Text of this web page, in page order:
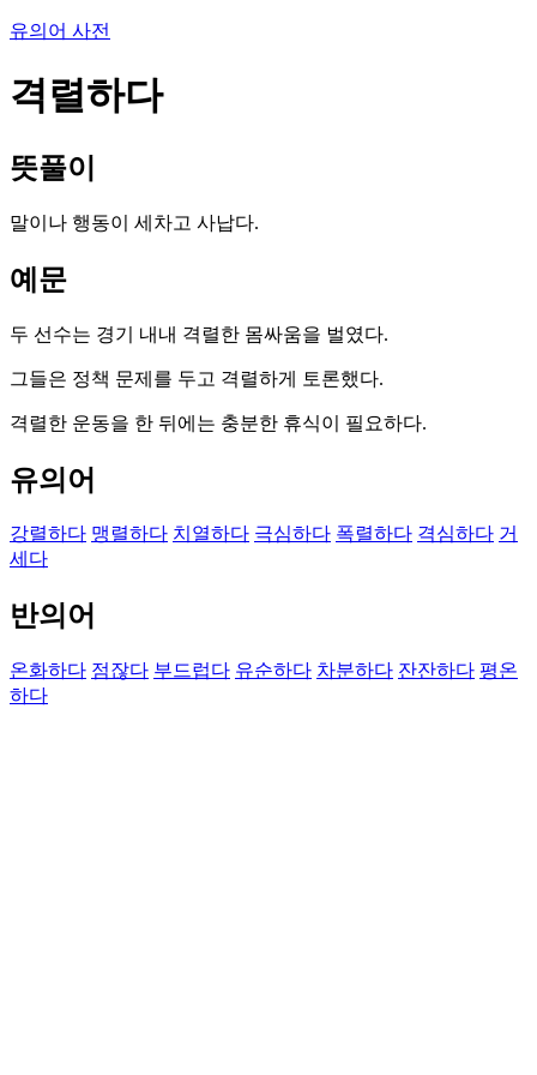
유의어 사전
격렬하다
뜻풀이
말이나 행동이 세차고 사납다.
예문
두 선수는 경기 내내 격렬한 몸싸움을 벌였다.
그들은 정책 문제를 두고 격렬하게 토론했다.
격렬한 운동을 한 뒤에는 충분한 휴식이 필요하다.
유의어
강렬하다 맹렬하다 치열하다 극심하다 폭렬하다 격심하다 거
세다
반의어
온화하다 점잖다 부드럽다 유순하다 차분하다 잔잔하다 평온
하다